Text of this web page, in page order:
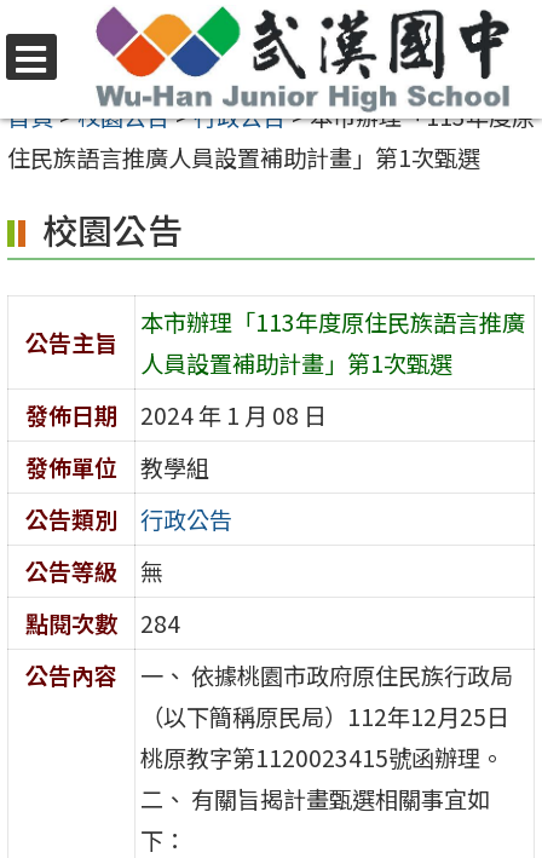
至
要
容
區
選
單
首頁>校園公告>行政公告>本市辦理「113年度原
住民族語言推廣人員設置補助計畫」第1次甄選
校園公告
公告主旨
本市辦理「113年度原住民族語言推廣
人員設置補助計畫」第1次甄選
發佈日期
2024 年 1 月 08 日
發佈單位
教學組
公告類別
行政公告
公告等級
無
點閱次數
284
公告內容
一、 依據桃園市政府原住民族行政局
（以下簡稱原民局）112年12月25日
桃原教字第1120023415號函辦理。
二、 有關旨揭計畫甄選相關事宜如
下：